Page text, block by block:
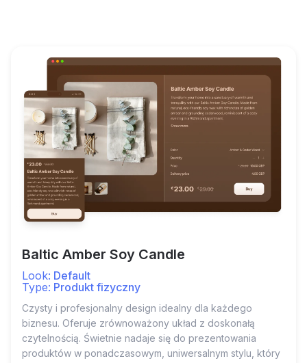
Baltic Amber Soy Candle
Look: Default
Type: Produkt fizyczny
Czysty i profesjonalny design idealny dla każdego
biznesu. Oferuje zrównoważony układ z doskonałą
czytelnością. Świetnie nadaje się do prezentowania
produktów w ponadczasowym, uniwersalnym stylu, który